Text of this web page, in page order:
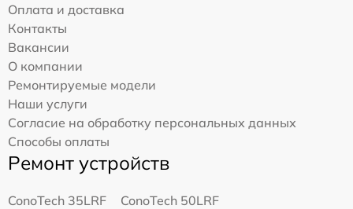
Оплата и доставка
Контакты
Вакансии
О компании
Ремонтируемые модели
Наши услуги
Согласие на обработку персональных данных
Способы оплаты
Ремонт устройств
ConoTech 35LRF
ConoTech 50LRF